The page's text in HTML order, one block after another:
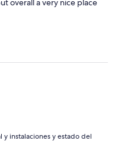
overall a very nice place
y instalaciones y estado del